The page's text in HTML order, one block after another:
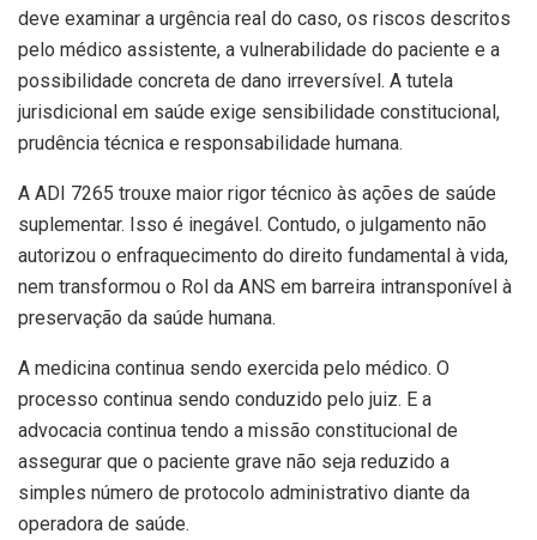
deve examinar a urgência real do caso, os riscos descritos
pelo médico assistente, a vulnerabilidade do paciente e a
possibilidade concreta de dano irreversível. A tutela
jurisdicional em saúde exige sensibilidade constitucional,
prudência técnica e responsabilidade humana.
A ADI 7265 trouxe maior rigor técnico às ações de saúde
suplementar. Isso é inegável. Contudo, o julgamento não
autorizou o enfraquecimento do direito fundamental à vida,
nem transformou o Rol da ANS em barreira intransponível à
preservação da saúde humana.
A medicina continua sendo exercida pelo médico. O
processo continua sendo conduzido pelo juiz. E a
advocacia continua tendo a missão constitucional de
assegurar que o paciente grave não seja reduzido a
simples número de protocolo administrativo diante da
operadora de saúde.